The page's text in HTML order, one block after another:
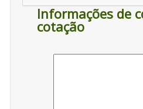
Informações de
cotação